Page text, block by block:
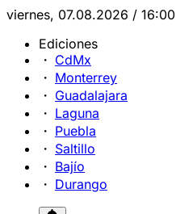
viernes, 07.08.2026 / 16:00
Ediciones
CdMx
Monterrey
Guadalajara
Laguna
Puebla
Saltillo
Bajío
Durango